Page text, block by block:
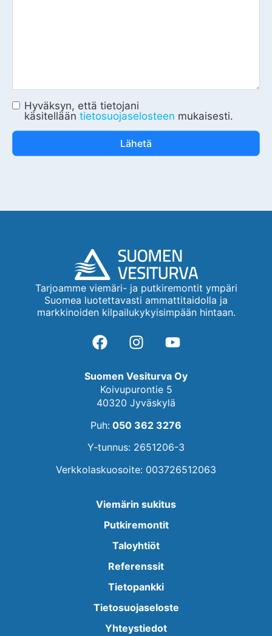
Hyväksyn, että tietojani
käsitellään tietosuojaselosteen mukaisesti.
Lähetä
Tarjoamme viemäri- ja putkiremontit ympäri
Suomea luotettavasti ammattitaidolla ja
markkinoiden kilpailukykyisimpään hintaan.
Suomen Vesiturva Oy
Koivupurontie 5
40320 Jyväskylä
Puh: 050 362 3276
Y-tunnus: 2651206-3
Verkkolaskuosoite: 003726512063
Viemärin sukitus
Putkiremontit
Taloyhtiöt
Referenssit
Tietopankki
Tietosuojaseloste
Yhteystiedot